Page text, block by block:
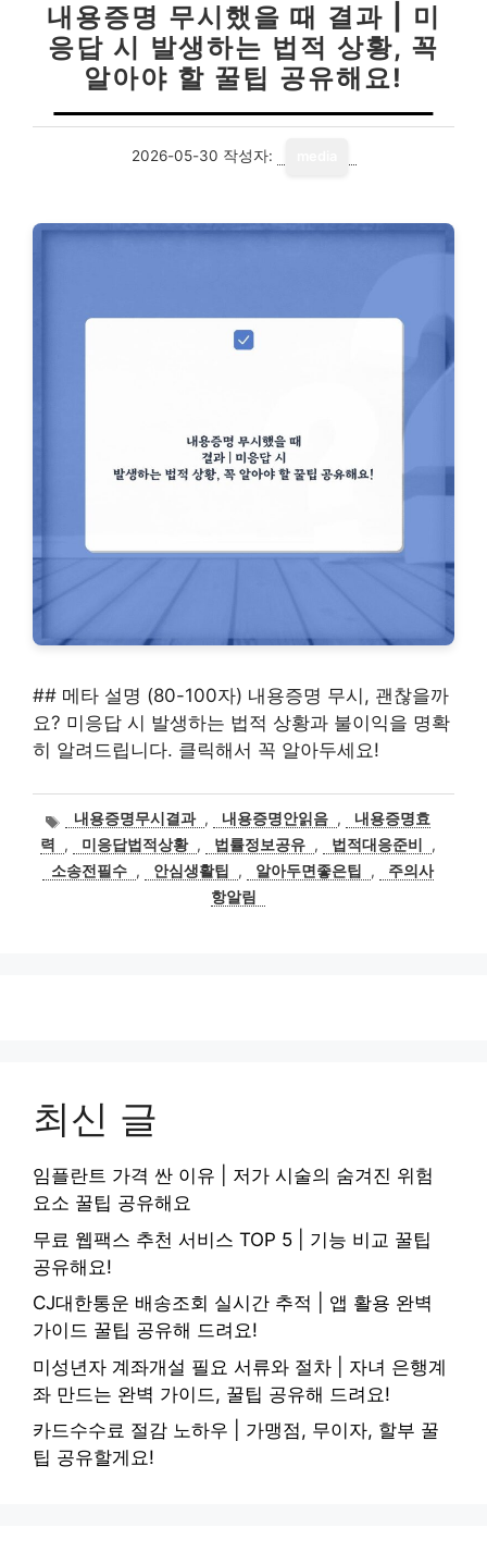
내용증명 무시했을 때 결과 | 미
응답 시 발생하는 법적 상황, 꼭
알아야 할 꿀팁 공유해요!
2026-05-30 작성자:
## 메타 설명 (80-100자) 내용증명 무시, 괜찮을까
요? 미응답 시 발생하는 법적 상황과 불이익을 명확
히 알려드립니다. 클릭해서 꼭 알아두세요!
태내용증명무시결과 , 내용증명안읽음 ,
내용증명효
력
, 미응답법적상황 , 법률정보공유 , 법적대응준비
,
소송전필수 , 안심생활팁 , 알아두면좋은팁 ,
주의사
항알림
최신 글
임플란트 가격 싼 이유 | 저가 시술의 숨겨진 위험
요소 꿀팁 공유해요
무료 웹팩스 추천 서비스 TOP 5 | 기능 비교 꿀팁
공유해요!
CJ대한통운 배송조회 실시간 추적 | 앱 활용 완벽
가이드 꿀팁 공유해 드려요!
미성년자 계좌개설 필요 서류와 절차 | 자녀 은행계
좌 만드는 완벽 가이드, 꿀팁 공유해 드려요!
카드수수료 절감 노하우 | 가맹점, 무이자, 할부 꿀
팁 공유할게요!